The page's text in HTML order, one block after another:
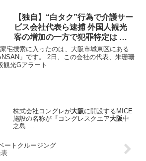
【独自】“白タク”行為で介護サー
ビス会社代表ら逮捕 外国人観光
客の増加の一方で犯罪特定は …
宅捜索に入ったのは、大阪市城東区にある
」です。 2日、この会社の代表、朱珊珊
観光Gアラート
株式会社コングレが大阪に開設するMICE
施設の名称が『コングレスクエア大阪中
之島 …
ートクルージング